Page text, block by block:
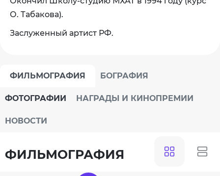
О. Табакова).
Заслуженный артист РФ.
ФИЛЬМОГРАФИЯ БОГРАФИЯ
ФОТОГРАФИИ НАГРАДЫ И КИНОПРЕМИИ
НОВОСТИ
ФИЛЬМОГРАФИЯ